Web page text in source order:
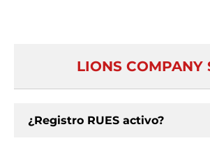
LIONS COMPANY
¿Registro RUES activo?